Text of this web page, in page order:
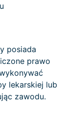
posiada
prawo
lekarskiej lub
zawodu.